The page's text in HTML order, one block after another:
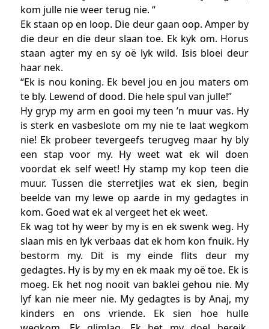
kom julle nie weer terug nie. “
Ek staan op en loop. Die deur gaan oop. Amper by
die deur en die deur slaan toe. Ek kyk om. Horus
staan agter my en sy oë lyk wild. Isis bloei deur
haar nek.
“Ek is nou koning. Ek bevel jou en jou maters om
te bly. Lewend of dood. Die hele spul van julle!”
Hy gryp my arm en gooi my teen ’n muur vas. Hy
is sterk en vasbeslote om my nie te laat wegkom
nie! Ek probeer tevergeefs terugveg maar hy bly
een stap voor my. Hy weet wat ek wil doen
voordat ek self weet! Hy stamp my kop teen die
muur. Tussen die sterretjies wat ek sien, begin
beelde van my lewe op aarde in my gedagtes in
kom. Goed wat ek al vergeet het ek weet.
Ek wag tot hy weer by my is en ek swenk weg. Hy
slaan mis en lyk verbaas dat ek hom kon fnuik. Hy
bestorm my. Dit is my einde flits deur my
gedagtes. Hy is by my en ek maak my oë toe. Ek is
moeg. Ek het nog nooit van baklei gehou nie. My
lyf kan nie meer nie. My gedagtes is by Anaj, my
kinders en ons vriende. Ek sien hoe hulle